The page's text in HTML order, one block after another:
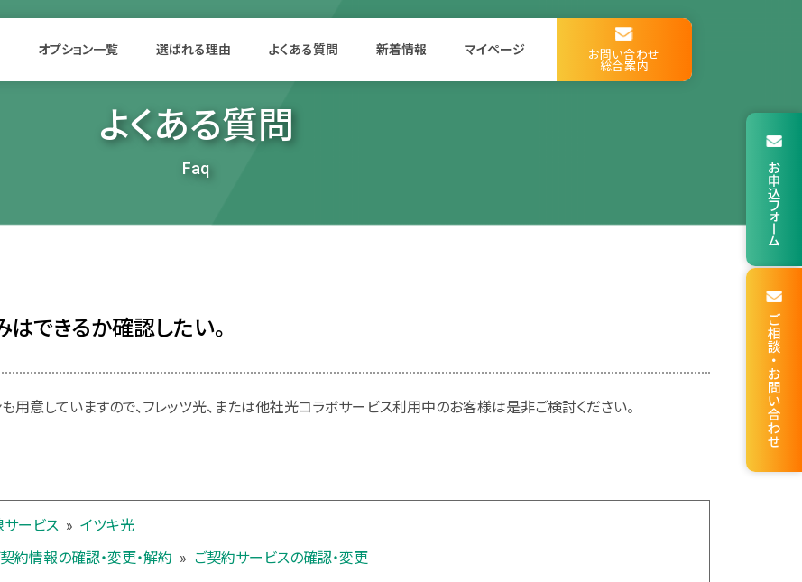
オプション一覧 選ばれる理由 よくある質問 新着情報 マイページ
お問い合わせ
総合案内
よくある質問
Faq
できるか確認したい。
用意していますので、フレッツ光、または他社光コラボサービス利用中のお客様は是非ご検討ください。
サービス » イツキ光
約情報の確認・変更・解約 » ご契約サービスの確認・変更